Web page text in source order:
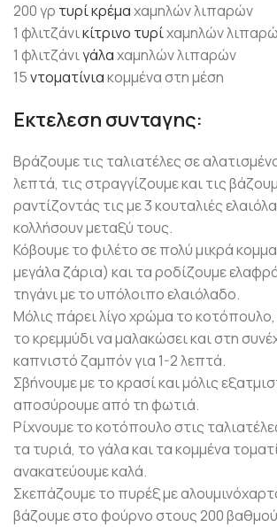
200 γρ τυρί κρέμαχαμηλών λιπαρών
1 φλιτζάνικίτρινο τυρίχαμηλών
1 φλιτζάνιγάλαχαμηλών λιπαρών
15ντοματίνιακομμένα στη μέση
Εκτελεση συνταγης:
Βράζουμε τις ταλιατέλες σε
λεπτά, τις στραγγίζουμε και τις
ραντίζοντάς τις με 3 κουταλιές
κολλήσουν μεταξύ τους.
Κόβουμε το φιλέτο σε πολύ μικρά
μεγάλα ζάρια) και τα ροδίζουμε
τηγάνι με το υπόλοιπο ελαιόλαδο.
Μόλις πάρει λίγο χρώμα το
το κρεμμύδι να μαλακώσει και στη
καπνιστό ζαμπόν για 1-2 λεπτά.
Σβήνουμε με το κρασί και μόλις
αποσύρουμε από τη φωτιά.
Ρίχνουμε το κοτόπουλο στις
τα τυριά, το γάλα και τα κομμένα
ανακατεύουμε καλά.
Σκεπάζουμε το πυρέξ με
βάζουμε στο φούρνο στους 200